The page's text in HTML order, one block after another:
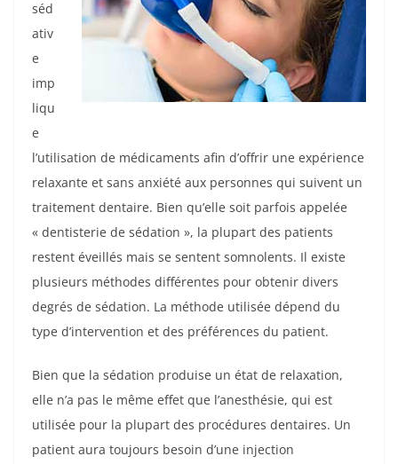
séd
ativ
e
imp
liqu
e
l’utilisation de médicaments afin d’offrir une expérience
relaxante et sans anxiété aux personnes qui suivent un
traitement dentaire. Bien qu’elle soit parfois appelée
« dentisterie de sédation », la plupart des patients
restent éveillés mais se sentent somnolents. Il existe
plusieurs méthodes différentes pour obtenir divers
degrés de sédation. La méthode utilisée dépend du
type d’intervention et des préférences du patient.
Bien que la sédation produise un état de relaxation,
elle n’a pas le même effet que l’anesthésie, qui est
utilisée pour la plupart des procédures dentaires. Un
patient aura toujours besoin d’une injection